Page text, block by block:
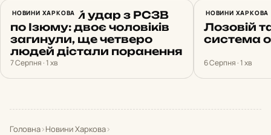
НОВИНИ ХАРКОВА
Російський удар з РСЗВ
по Ізюму: двоє чоловіків
загинули, ще четверо
людей дістали поранення
7 Серпня · 1 хв
НОВИНИ ХАРКОВА
Харків 6
Лозовій
система
6 Серпня · 1 хв
Головна›Новини Харкова›